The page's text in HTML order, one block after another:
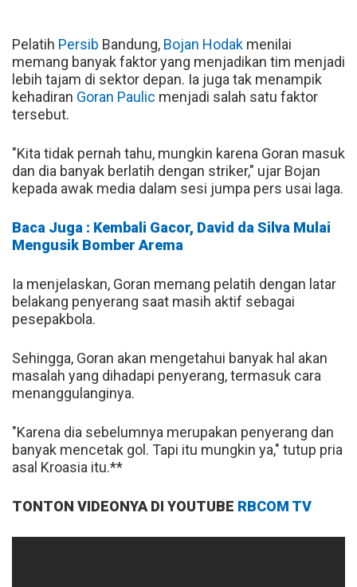
Pelatih Persib Bandung, Bojan Hodak menilai
memang banyak faktor yang menjadikan tim menjadi
lebih tajam di sektor depan. Ia juga tak menampik
kehadiran Goran Paulic menjadi salah satu faktor
tersebut.
"Kita tidak pernah tahu, mungkin karena Goran masuk
dan dia banyak berlatih dengan striker," ujar Bojan
kepada awak media dalam sesi jumpa pers usai laga.
Baca Juga : Kembali Gacor, David da Silva Mulai
Mengusik Bomber Arema
Ia menjelaskan, Goran memang pelatih dengan latar
belakang penyerang saat masih aktif sebagai
pesepakbola.
Sehingga, Goran akan mengetahui banyak hal akan
masalah yang dihadapi penyerang, termasuk cara
menanggulanginya.
"Karena dia sebelumnya merupakan penyerang dan
banyak mencetak gol. Tapi itu mungkin ya," tutup pria
asal Kroasia itu.**
TONTON VIDEONYA DI YOUTUBE RBCOM TV